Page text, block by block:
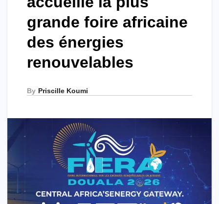
grande foire africaine
des énergies
renouvelables
By Priscille Koumi